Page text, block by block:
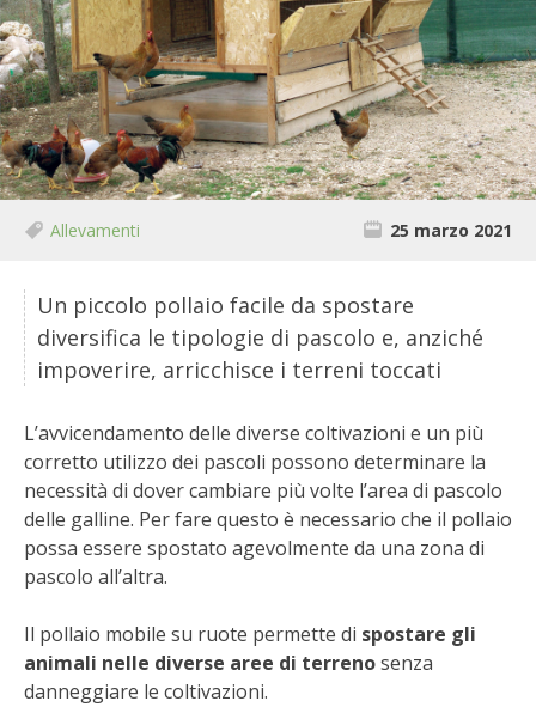
CUCINA
PRODOTTI
FARFALLE DELLA CAMPAGNA
PICCOLO POLLAIO
STORIE DEI LETTORI
CONSERVARE LA FRUTTA
CONSERVE DELL’ORTO
FACEM
STIHL
NOCCIOLA DI CALABRIA
Allevamenti 25 marzo 2021
Un piccolo pollaio facile da spostare
diversifica le tipologie di pascolo e, anziché
impoverire, arricchisce i terreni toccati
L’avvicendamento delle diverse coltivazioni e un più
corretto utilizzo dei pascoli possono determinare la
necessità di dover cambiare più volte l’area di pascolo
delle galline. Per fare questo è necessario che il pollaio
possa essere spostato agevolmente da una zona di
pascolo all’altra.
Il pollaio mobile su ruote permette di spostare gli
animali nelle diverse aree di terrenosenza
danneggiare le coltivazioni.